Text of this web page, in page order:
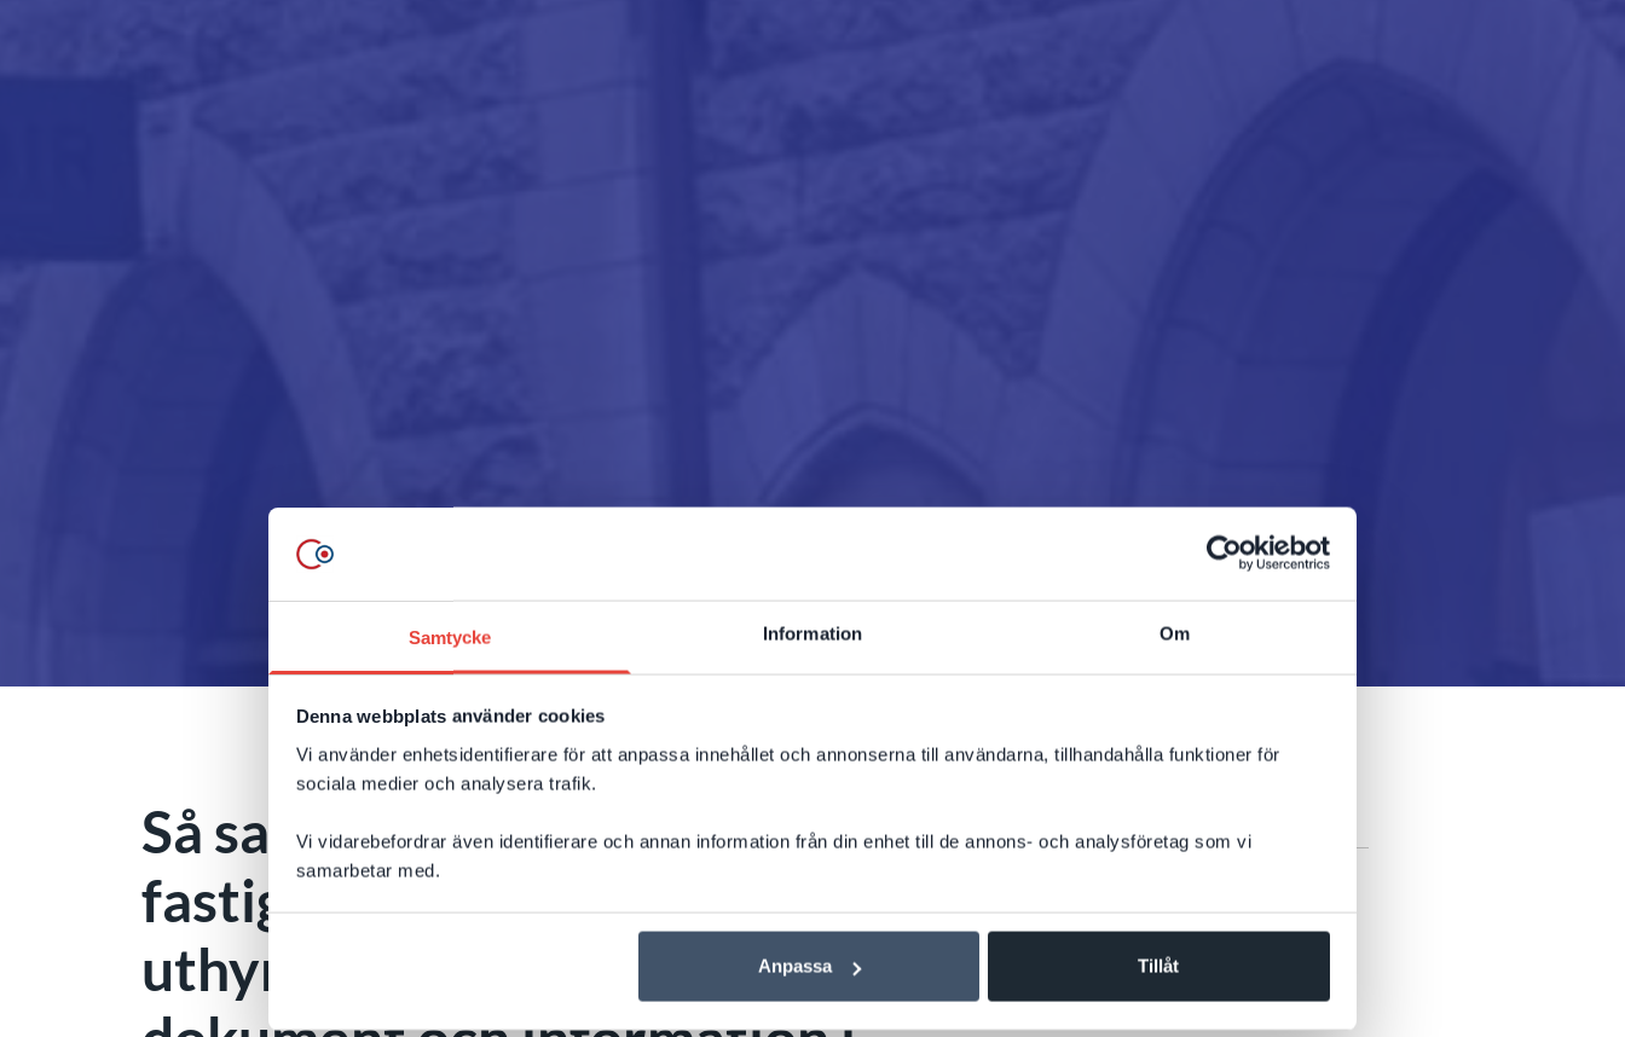
Samtycke Information Om
Denna webbplats använder cookies
Vi använder enhetsidentifierare för att anpassa innehållet och annonserna till användarna, tillhandahålla funktioner för
sociala medier och analysera trafik.
Vi vidarebefordrar även identifierare och annan information från din enhet till de annons- och analysföretag som vi
samarbetar med.
Anpassa Tillåt
Så samlade ett
fastighetsbolag
uthyrningsärenden,
SharePoint-konsulter
Appar i SharePoint